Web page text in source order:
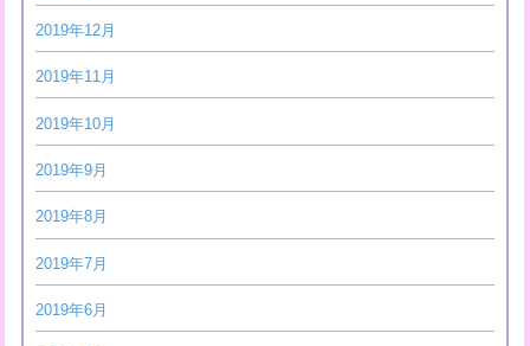
2019年12月
2019年11月
2019年10月
2019年9月
2019年8月
2019年7月
2019年6月